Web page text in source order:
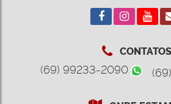
CONTATOS
(69) 99233-2090